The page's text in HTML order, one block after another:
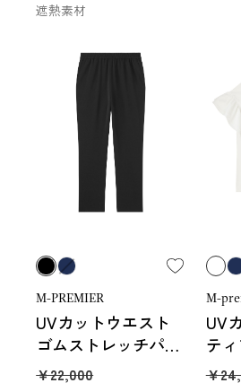
遮熱素材
M-PREMIER
UVカットウエスト
ゴムストレッチパン
ツ
￥22,000
M-
UV
テ
カッ
￥